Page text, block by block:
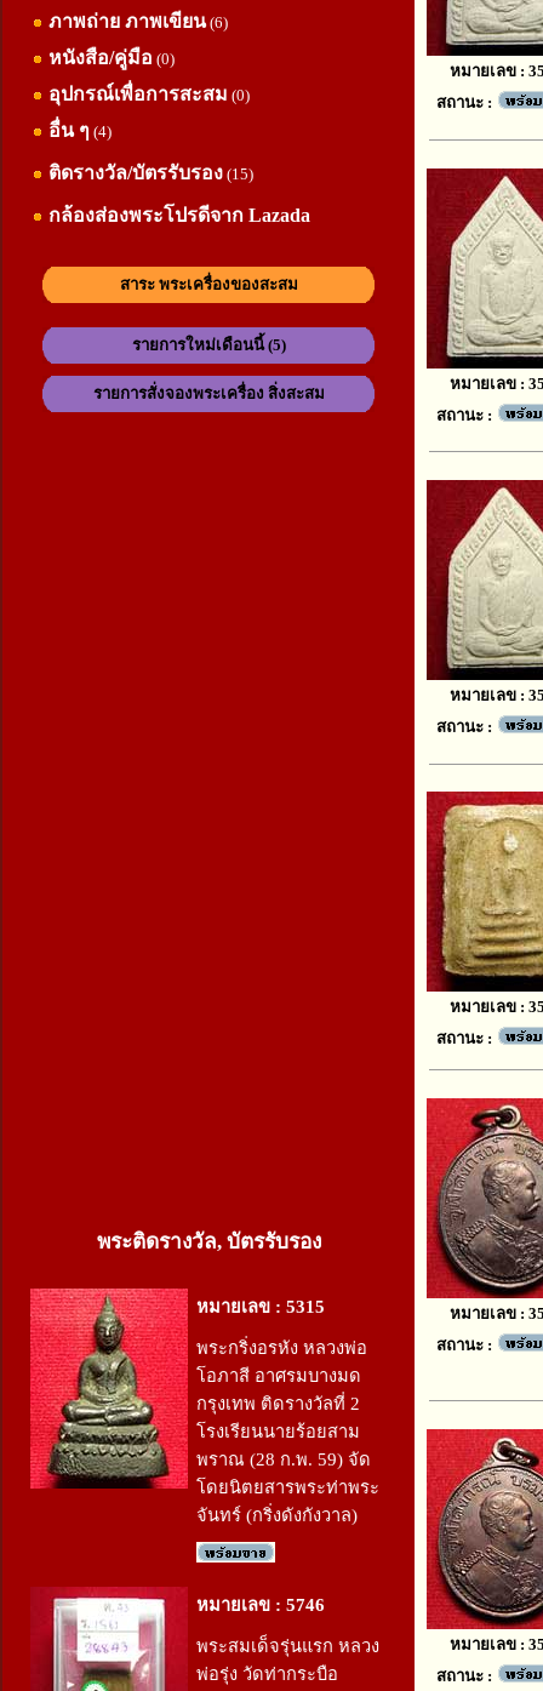
ภาพถ่าย ภาพเขียน(6)
หนังสือ/คู่มือ (0)
อุปกรณ์เพื่อการสะสม (0)
อื่น ๆ (4)
ติดรางวัล/บัตรรับรอง (15)
กล้องส่องพระโปรดีจาก Lazada
สาระ พระเครื่องของสะสม
รายการใหม่เดือนนี้ (5)
รายการสั่งจองพระเครื่อง สิ่งสะสม
พระติดรางวัล, บัตรรับรอง
หมายเลข : 5315
พระกริ่งอรหัง หลวงพ่อ
โอภาสี อาศรมบางมด
กรุงเทพ ติดรางวัลที่ 2
โรงเรียนนายร้อยสาม
พราณ (28 ก.พ. 59) จัด
โดยนิตยสารพระท่าพระ
จันทร์ (กริ่งดังกังวาล)
หมายเลข : 5746
พระสมเด็จรุ่นแรก หลวง
พ่อรุ่ง วัดท่ากระบือ
หมายเลข :
สถานะ :
หมายเลข :
สถานะ :
หมายเลข :
สถานะ :
หมายเลข :
สถานะ :
หมายเลข :
สถานะ :
หมายเลข :
สถานะ :